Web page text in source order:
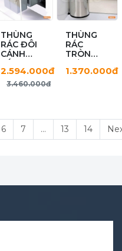
THÙNG
RÁC ĐÔI
CÁNH
KÉO
GARIS
GW06.30G
2.594.000đ
3.460.000đ
THÙNG
RÁC
TRÒN
ĐƠN
GARIS
1.370.000đ
6 7 ... 13 14